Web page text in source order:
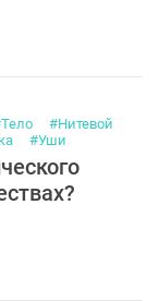
#Нитевой
#Уши